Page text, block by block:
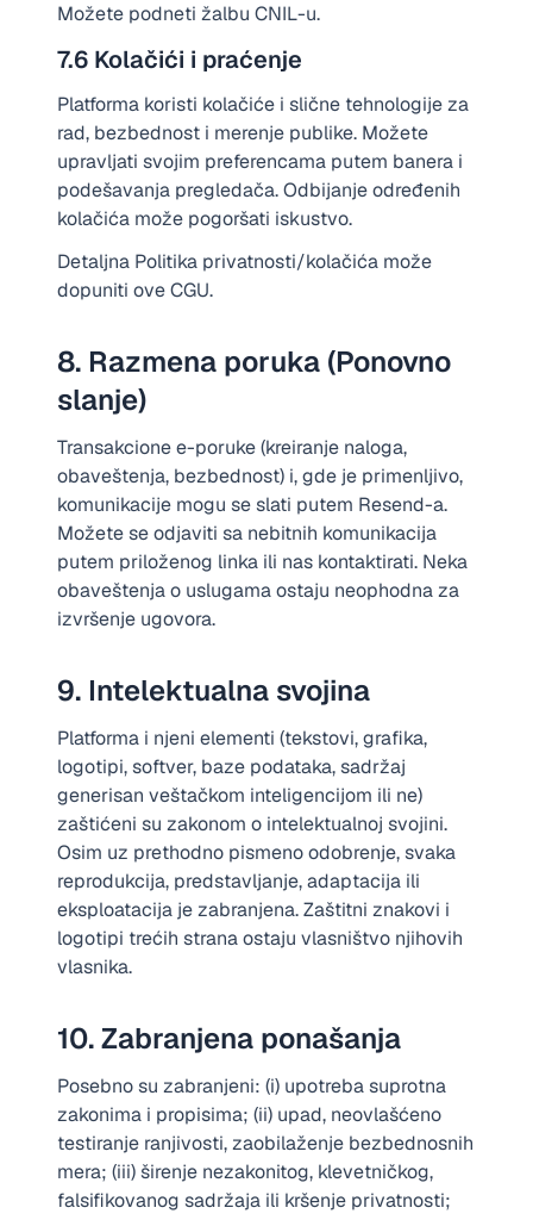
Možete podneti žalbu CNIL-u.
7.6 Kolačići i praćenje
Platforma koristi kolačiće i slične tehnologije za
rad, bezbednost i merenje publike. Možete
upravljati svojim preferencama putem banera i
podešavanja pregledača. Odbijanje određenih
kolačića može pogoršati iskustvo.
Detaljna Politika privatnosti/kolačića može
dopuniti ove CGU.
8. Razmena poruka (Ponovno
slanje)
Transakcione e-poruke (kreiranje naloga,
obaveštenja, bezbednost) i, gde je primenljivo,
komunikacije mogu se slati putem Resend-a.
Možete se odjaviti sa nebitnih komunikacija
putem priloženog linka ili nas kontaktirati. Neka
obaveštenja o uslugama ostaju neophodna za
izvršenje ugovora.
9. Intelektualna svojina
Platforma i njeni elementi (tekstovi, grafika,
logotipi, softver, baze podataka, sadržaj
generisan veštačkom inteligencijom ili ne)
zaštićeni su zakonom o intelektualnoj svojini.
Osim uz prethodno pismeno odobrenje, svaka
reprodukcija, predstavljanje, adaptacija ili
eksploatacija je zabranjena. Zaštitni znakovi i
logotipi trećih strana ostaju vlasništvo njihovih
vlasnika.
10. Zabranjena ponašanja
Posebno su zabranjeni: (i) upotreba suprotna
zakonima i propisima; (ii) upad, neovlašćeno
testiranje ranjivosti, zaobilaženje bezbednosnih
mera; (iii) širenje nezakonitog, klevetničkog,
falsifikovanog sadržaja ili kršenje privatnosti;